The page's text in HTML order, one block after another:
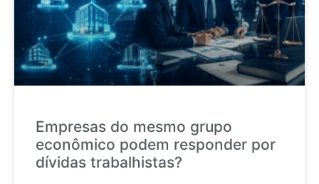
Empresas do mesmo grupo
econômico podem responder por
dívidas trabalhistas?